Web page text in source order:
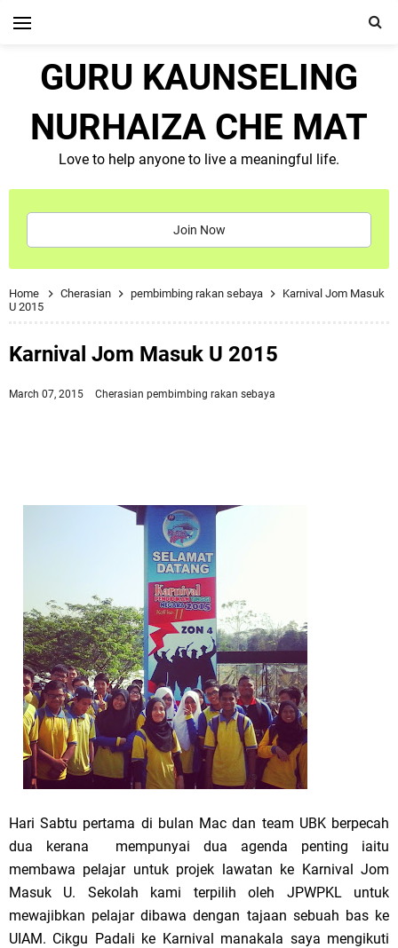
GURU KAUNSELING
NURHAIZA CHE MAT
Love to help anyone to live a meaningful life.
Join Now
Home Cherasian pembimbing rakan sebaya
Karnival Jom Masuk
U 2015
Karnival Jom Masuk U 2015
March 07, 2015 Cherasian pembimbing rakan sebaya
Hari Sabtu pertama di bulan Mac dan team UBK berpecah
dua kerana mempunyai dua agenda penting iaitu
membawa pelajar untuk projek lawatan ke Karnival Jom
Masuk U. Sekolah kami terpilih oleh JPWPKL untuk
mewajibkan pelajar dibawa dengan tajaan sebuah bas ke
UIAM. Cikgu Padali ke Karnival manakala saya mengikuti